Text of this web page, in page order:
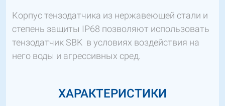
Корпус тензодатчика из нержавеющей стали и
степень защиты IP68 позволяют использовать
тензодатчик SBK в условиях воздействия на
него воды и агрессивных сред.
ХАРАКТЕРИСТИКИ